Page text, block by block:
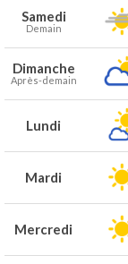
Prévisions météo à
Jour Météo
Samedi
Demain
Dimanche
Après-demain
Lundi
Mardi
Mercredi